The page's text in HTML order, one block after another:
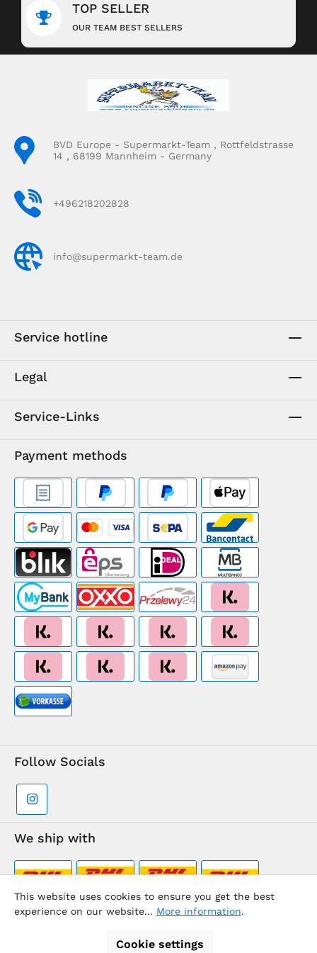
TOP SELLER
OUR TEAM BEST SELLERS
BVD Europe - Supermarkt-Team , Rottfeldstrasse
14 , 68199 Mannheim - Germany
+496218202828
info@supermarkt-team.de
Service hotline
Legal
Service-Links
Payment methods
Follow Socials
We ship with
Supermarkt-Team / BVD Europe Travel Center
This website uses cookies to ensure you get the best
experience on our website... More information.
Cookie settings